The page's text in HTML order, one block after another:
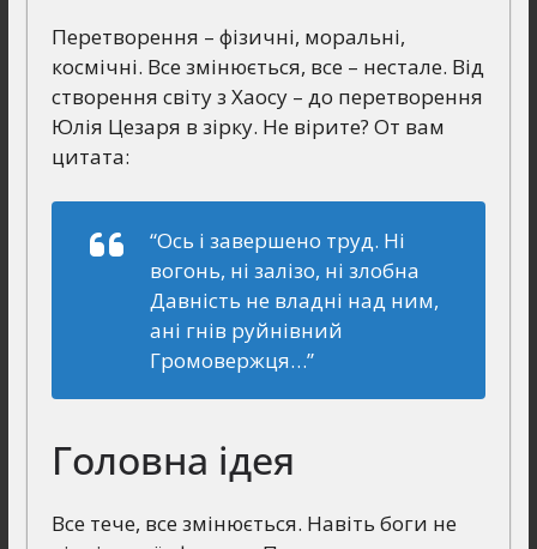
Перетворення – фізичні, моральні,
космічні. Все змінюється, все – нестале. Від
створення світу з Хаосу – до перетворення
Юлія Цезаря в зірку. Не вірите? От вам
цитата:
“Ось і завершено труд. Ні
вогонь, ні залізо, ні злобна
Давність не владні над ним,
ані гнів руйнівний
Громовержця…”
Головна ідея
Все тече, все змінюється. Навіть боги не